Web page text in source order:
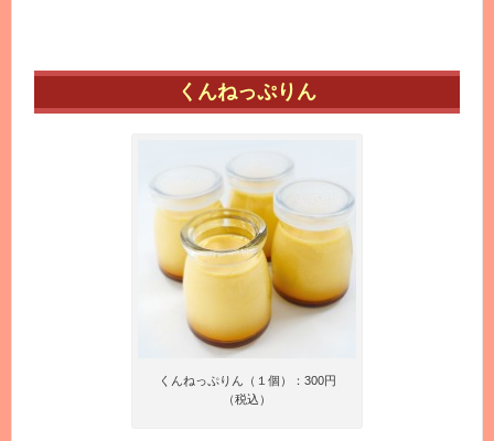
くんねっぷりん
くんねっぷりん（１個）：300円
（税込）